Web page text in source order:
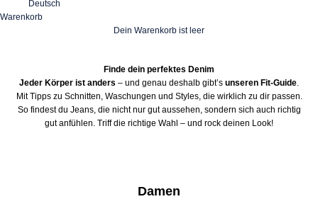
Deutsch
Warenkorb
Dein Warenkorb ist leer
Finde dein perfektes Denim
Jeder Körper ist anders – und genau deshalb gibt’s unseren Fit-Guide
Mit Tipps zu Schnitten, Waschungen und Styles, die wirklich zu dir passen.
So findest du Jeans, die nicht nur gut aussehen, sondern sich auch richtig
gut anfühlen. Triff die richtige Wahl – und rock deinen Look!
Damen